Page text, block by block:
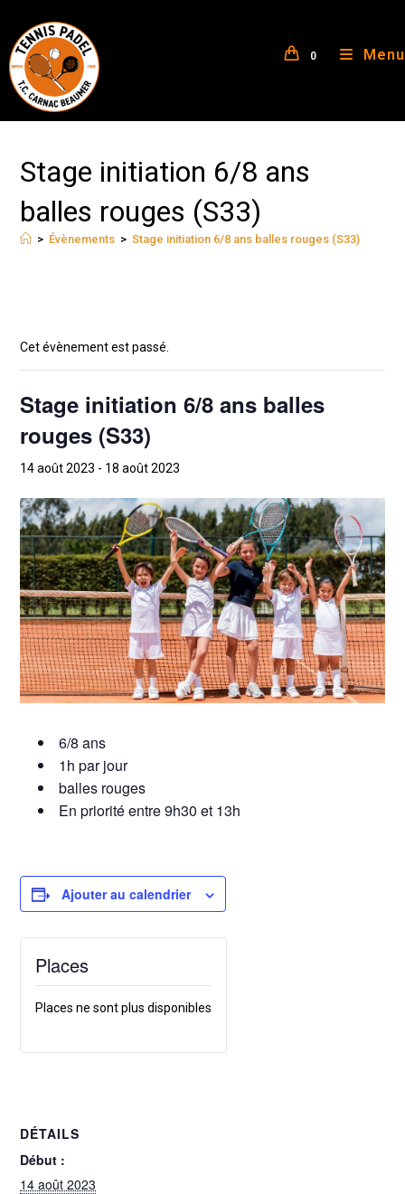
0 Menu
Stage initiation 6/8 ans
balles rouges (S33)
> Évènements > Stage initiation 6/8 ans balles rouges (S33)
Cet évènement est passé.
Stage initiation 6/8 ans balles
rouges (S33)
14 août 2023 - 18 août 2023
6/8 ans
1h par jour
balles rouges
En priorité entre 9h30 et 13h
Ajouter au calendrier
DÉTAILS
Début :
14 août 2023
Places
Places ne sont plus disponibles